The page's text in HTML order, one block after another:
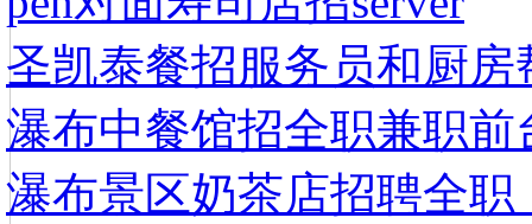
圣凯泰餐招服务员和厨房
瀑布中餐馆招全职兼职前
瀑布景区奶茶店招聘全职